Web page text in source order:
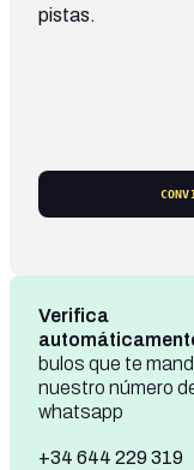
pistas.
Verifica
bulos que te
nuestro número
whatsapp
+34 644 229 319